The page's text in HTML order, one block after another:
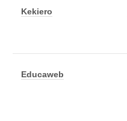
Kekiero
Educaweb